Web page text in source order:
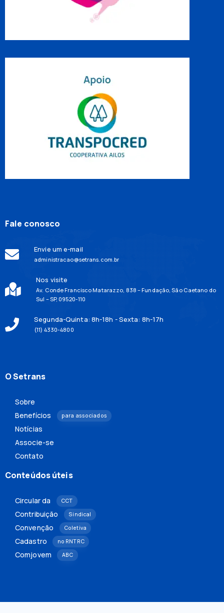
Fale conosco
Envie um e-mail
administracao@setrans.com.br
Nos visite
Av. Conde Francisco Matarazzo, 838 – Fundação, São Caetano do
Sul – SP, 09520-110
Segunda-Quinta: 8h-18h - Sexta: 8h-17h
(11) 4330-4800
O Setrans
Sobre
Benefícios
para associados
Notícias
Associe-se
Contato
Conteúdos úteis
Circular da CCT
Contribuição Sindical
Convenção Coletiva
Cadastro no RNTRC
Comjovem ABC